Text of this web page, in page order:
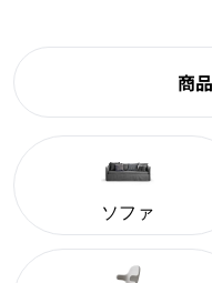
商
ソファ